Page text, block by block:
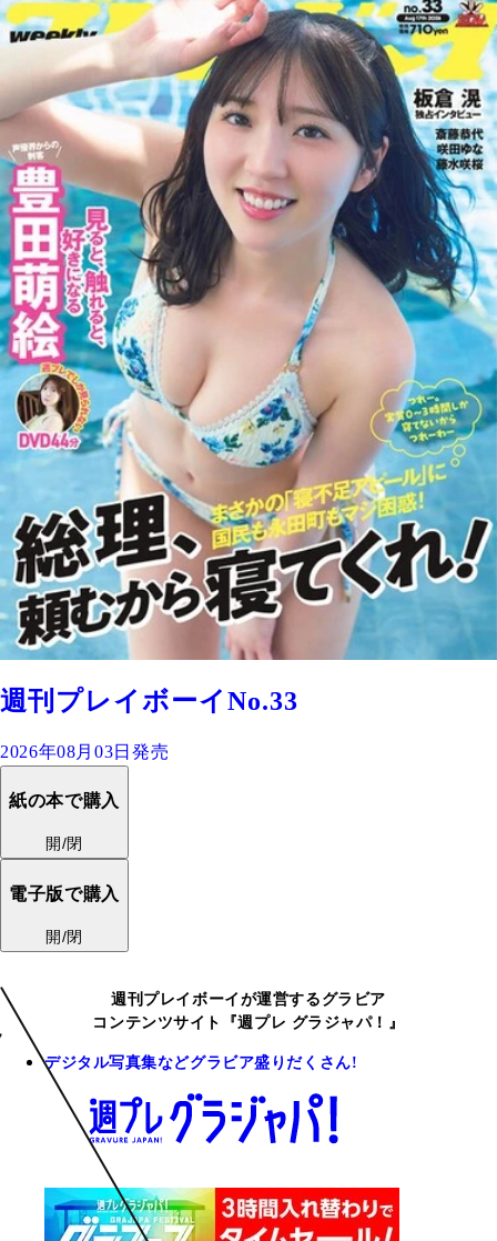
週刊プレイボーイNo.33
2026年08月03日発売
紙の本で購入
開/閉
電子版で購入
開/閉
週刊プレイボーイが運営するグラビア
コンテンツサイト『週プレ グラジャパ！』
デジタル写真集などグラビア盛りだくさん!